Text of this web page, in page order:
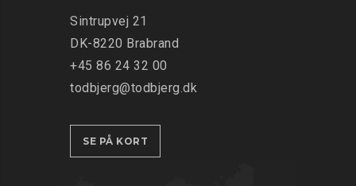
Sintrupvej 21
DK-8220 Brabrand
+45 86 24 32 00
todbjerg@todbjerg.dk
SE PÅ KORT